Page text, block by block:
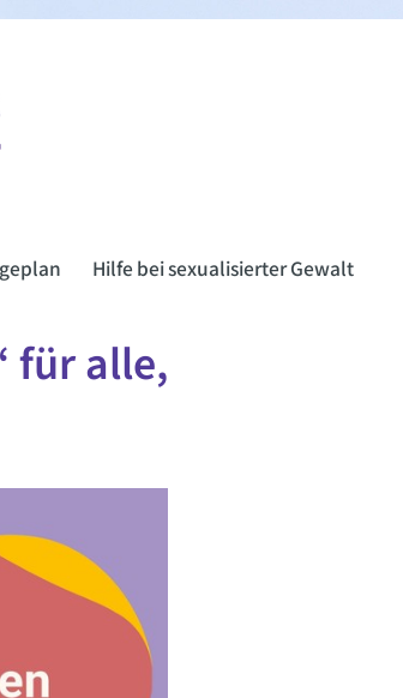
Hilfe bei sexualisierter Gewalt
für alle,